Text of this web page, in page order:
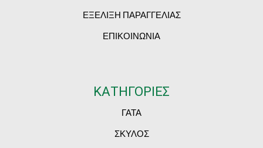
ΕΞΕΛΙΞΗ ΠΑΡΑΓΓΕΛΙΑΣ
ΕΠΙΚΟΙΝΩΝΙΑ
ΚΑΤΗΓΟΡΙΕΣ
ΓΑΤΑ
ΣΚΥΛΟΣ